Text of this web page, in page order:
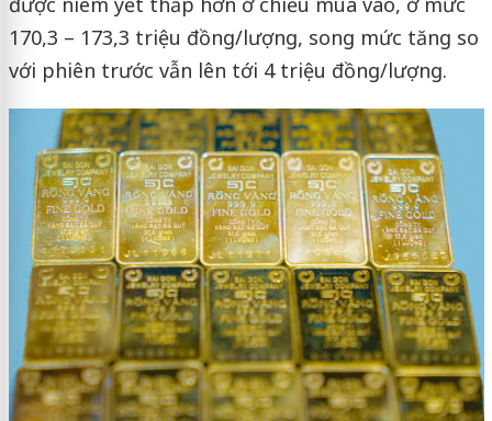
170,3 – 173,3 triệu đồng/lượng, song mức tăng so
với phiên trước vẫn lên tới 4 triệu đồng/lượng.